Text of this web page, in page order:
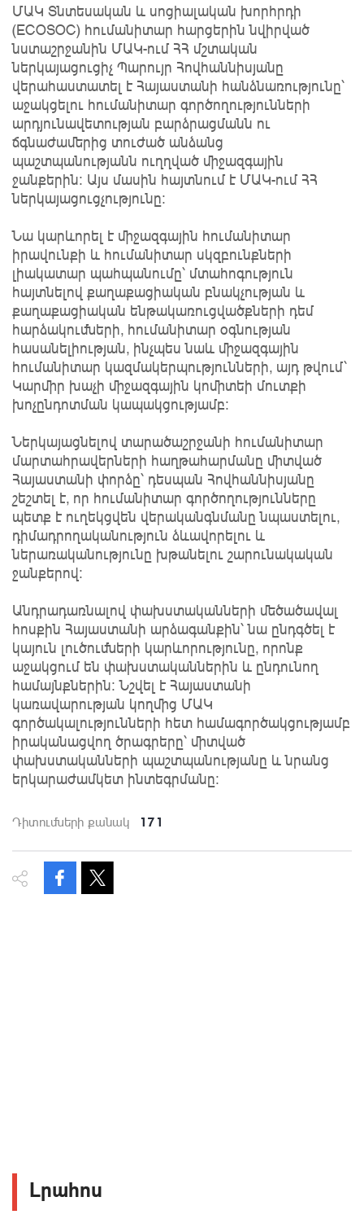
ՄԱԿ Տնտեսական և սոցիալական խորհրդի
(ECOSOC) հումանիտար հարցերին նվիրված
նստաշրջանին ՄԱԿ-ում ՀՀ մշտական
ներկայացուցիչ Պարույր Հովհաննիսյանը
վերահաստատել է Հայաստանի հանձնառությունը՝
աջակցելու հումանիտար գործողությունների
արդյունավետության բարձրացմանն ու
ճգնաժամերից տուժած անձանց
պաշտպանությանն ուղղված միջազգային
ջանքերին։ Այս մասին հայտնում է ՄԱԿ-ում ՀՀ
ներկայացուցչությունը։
Նա կարևորել է միջազգային հումանիտար
իրավունքի և հումանիտար սկզբունքների
լիակատար պահպանումը՝ մտահոգություն
հայտնելով քաղաքացիական բնակչության և
քաղաքացիական ենթակառուցվածքների դեմ
հարձակումների, հումանիտար օգնության
հասանելիության, ինչպես նաև միջազգային
հումանիտար կազմակերպությունների, այդ թվում՝
Կարմիր խաչի միջազգային կոմիտեի մուտքի
խոչընդոտման կապակցությամբ։
Ներկայացնելով տարածաշրջանի հումանիտար
մարտահրավերների հաղթահարմանը միտված
Հայաստանի փորձը՝ դեսպան Հովհաննիսյանը
շեշտել է, որ հումանիտար գործողությունները
պետք է ուղեկցվեն վերականգնմանը նպաստելու,
դիմադրողականություն ձևավորելու և
ներառականությունը խթանելու շարունակական
ջանքերով:
Անդրադառնալով փախստականների մեծածավալ
հոսքին Հայաստանի արձագանքին՝ նա ընդգծել է
կայուն լուծումների կարևորությունը, որոնք
աջակցում են փախստականներին և ընդունող
համայնքներին: Նշվել է Հայաստանի
կառավարության կողմից ՄԱԿ
գործակալությունների հետ համագործակցությամբ
իրականացվող ծրագրերը՝ միտված
փախստականների պաշտպանությանը և նրանց
երկարաժամկետ ինտեգրմանը:
Դիտումների քանակ 171
Լրահոս